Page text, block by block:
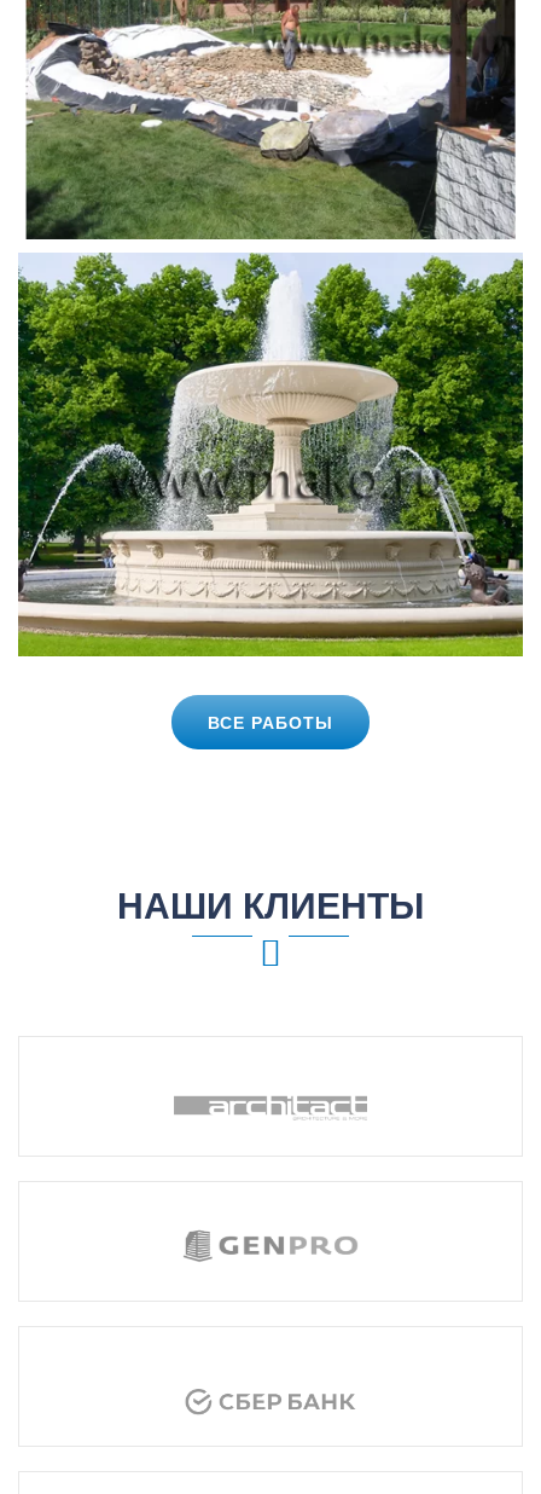
ВСЕ РАБОТЫ
НАШИ КЛИЕНТЫ